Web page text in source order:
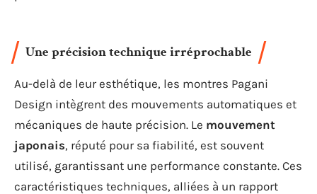
Une précision technique irréprochable
Au-delà de leur esthétique, les montres Pagani
Design intègrent des mouvements automatiques et
mécaniques de haute précision. Le mouvement
japonais, réputé pour sa fiabilité, est souvent
utilisé, garantissant une performance constante. Ces
caractéristiques techniques, alliées à un rapport